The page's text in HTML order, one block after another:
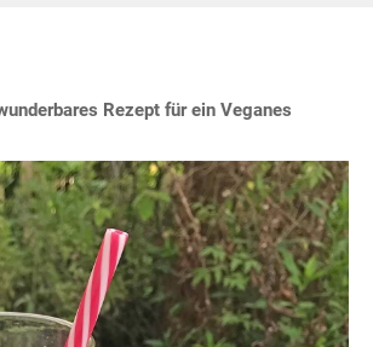
Rezept für ein Veganes